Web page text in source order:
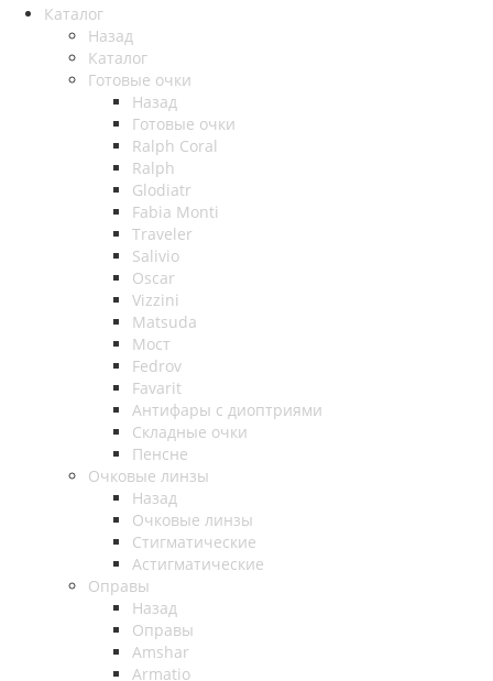
Каталог
Назад
Каталог
Готовые очки
Назад
Готовые очки
Ralph Coral
Ralph
Glodiatr
Fabia Monti
Traveler
Salivio
Oscar
Vizzini
Matsuda
Мост
Fedrov
Favarit
Антифары с диоптриями
Складные очки
Пенсне
Очковые линзы
Назад
Очковые линзы
Стигматические
Астигматические
Оправы
Назад
Оправы
Amshar
Armatio